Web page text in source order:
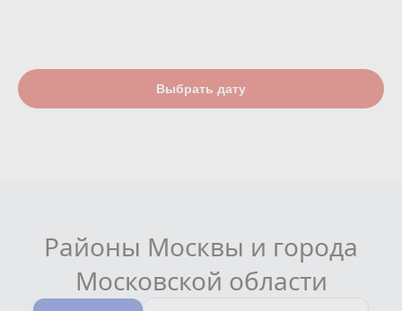
Выбрать дату
Районы Москвы и города
Московской области